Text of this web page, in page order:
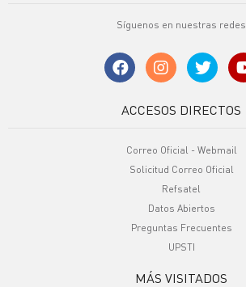
Síguenos en nuestras redes
ACCESOS DIRECTOS
Correo Oficial - Webmail
Solicitud Correo Oficial
Refsatel
Datos Abiertos
Preguntas Frecuentes
UPSTI
MÁS VISITADOS